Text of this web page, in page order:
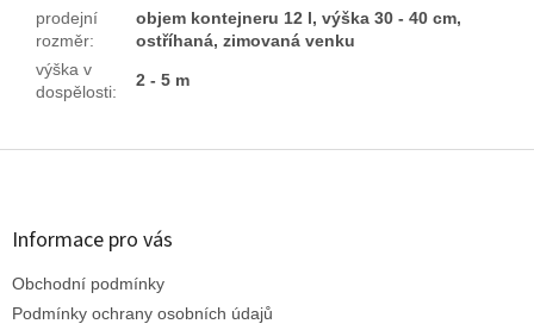
prodejní
rozměr:
objem kontejneru 12 l, výška 30 - 40 cm,
ostříhaná, zimovaná venku
výška v
dospělosti:
2 - 5 m
Z
Informace pro vás
Obchodní podmínky
Podmínky ochrany osobních údajů